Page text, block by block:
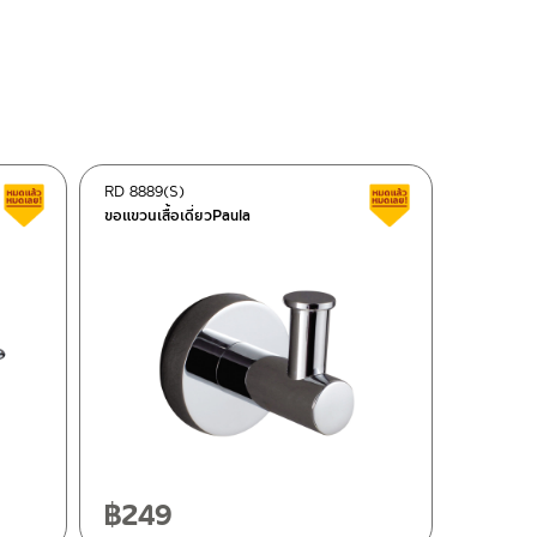
สินค้าลดราคา เคลียร์สต็อก
ขอแขวนเสื้อเดี่ยวPaula
RD 8889(S) สินค้าลดราคา เคลี
฿249